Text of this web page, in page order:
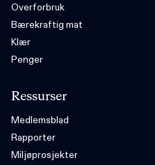
Overforbruk
Bærekraftig mat
Klær
Penger
Ressurser
Medlemsblad
Rapporter
Miljøprosjekter